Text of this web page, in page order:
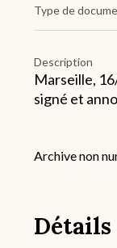
Type de
Description
Marseille,
signé et
Archive non
Détails